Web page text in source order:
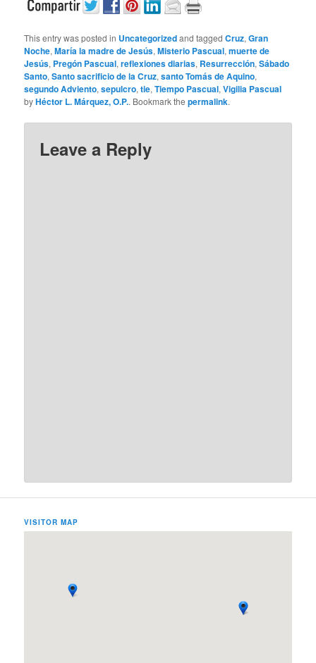
This entry was posted in Uncategorizedand taggedCruz,Gran
Noche,María la madre de Jesús,Misterio Pascual,muerte de
Jesús, Pregón Pascual,reflexiones diarias, Resurrección,Sábado
Santo,Santo sacrificio de la Cruz,santo Tomás de Aquino,
segundo Adviento,sepulcro,tie,Tiempo Pascual,Vigilia Pascual
byHéctor L. Márquez, O.P.. Bookmark thepermalink.
Leave a Reply
VISITOR MAP